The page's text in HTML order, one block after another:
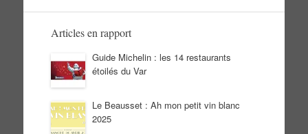
Articles en rapport
Guide Michelin : les 14 restaurants
étoilés du Var
Le Beausset : Ah mon petit vin blanc
2025